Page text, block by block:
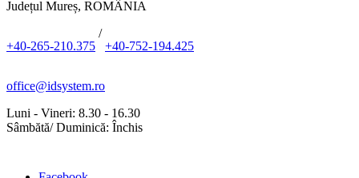
Județul Mureș, ROMÂNIA
+40-265-210.375
/
+40-752-194.425
office@idsystem.ro
Luni - Vineri: 8.30 - 16.30
Sâmbătă/ Duminică: Închis